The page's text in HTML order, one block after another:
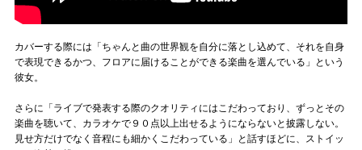
カバーする際には「ちゃんと曲の世界観を自分に落とし込めて、それを自身
で表現できるかつ、フロアに届けることができる楽曲を選んでいる」という
彼女。
さらに「ライブで発表する際のクオリティにはこだわっており、ずっとその
楽曲を聴いて、カラオケで９０点以上出せるようにならないと披露しない。
見せ方だけでなく音程にも細かくこだわっている」と話すほどに、ストイッ